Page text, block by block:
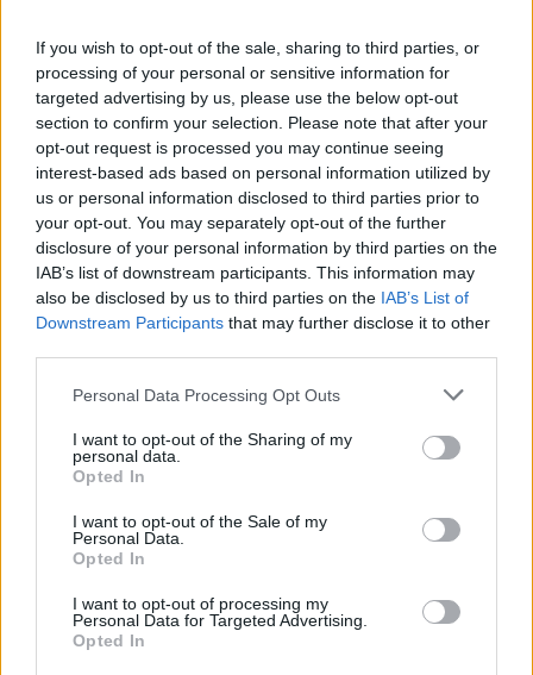
If you wish to opt-out of the sale, sharing to third parties, or
processing of your personal or sensitive information for
targeted advertising by us, please use the below opt-out
section to confirm your selection. Please note that after your
opt-out request is processed you may continue seeing
interest-based ads based on personal information utilized by
us or personal information disclosed to third parties prior to
your opt-out. You may separately opt-out of the further
disclosure of your personal information by third parties on the
IAB’s list of downstream participants. This information may
also be disclosed by us to third parties on the IAB’s List of
Downstream Participants that may further disclose it to other
Please note that this website/app uses one or more Google
not limited to your visit or usage behaviour. You may click to
grant or deny consent to Google and its third-party tags to
use your data for below specified purposes in below Google
consent section.
Personal Data Processing Opt Outs
I want to opt-out of the Sharing of my
personal data.
Opted In
I want to opt-out of the Sale of my
Personal Data.
Opted In
I want to opt-out of processing my
Personal Data for Targeted Advertising.
Opted In
ρίζωσε) σε ένα αθέατο οικόπεδο στην Ανάβυσσο
Από brunch μέχρι δείπνο δίπλα
στο κύμα: Γιατί στο Bolivar πας
(και) για το φαγητό του
Περιπέτεια, χαλάρωση ή δροσιά;
Βρήκαμε το ρόφημα που θα
πίνεις όλο το καλοκαίρι στα
Starbucks
Πλαζ Βάρκιζας: Ξεμπλοκάρει η
εποχή για την ιστορική πλαζ της
Αθηναϊκής Ριβιέρας
Νόστος Μεζέ: Μια σύγχρονη
το κρέας μιλάει πρώτο